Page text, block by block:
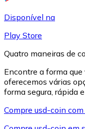
Disponível na
Play Store
Quatro maneiras de
Encontre a forma
oferecemos várias
forma segura, rápida
Compre usd-coin